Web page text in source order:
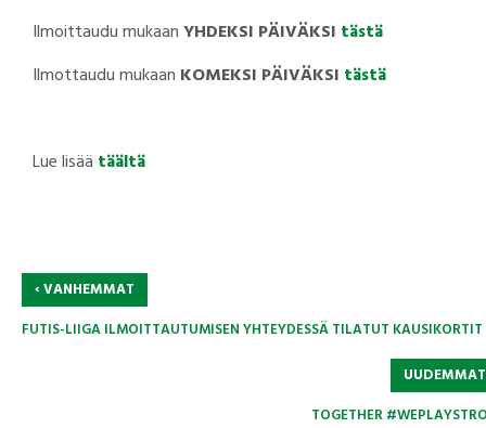
Ilmoittaudu mukaanYHDEKSI PÄIVÄKSI tästä
Ilmottaudu mukaan KOMEKSI PÄIVÄKSI tästä
Lue lisää täältä
‹VANHEMMAT
FUTIS-LIIGA ILMOITTAUTUMISEN YHTEYDESSÄ TILATUT KAUSIKORTIT
TOGETHER